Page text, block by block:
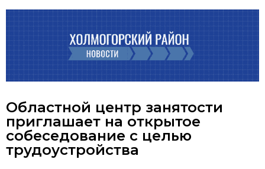
Областной центр занятости
приглашает на открытое
собеседование с целью
трудоустройства